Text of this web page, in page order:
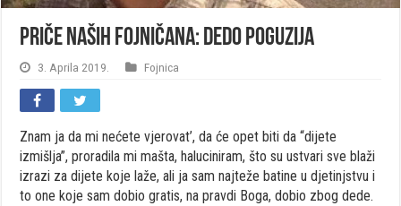
Priče naših Fojničana: Dedo poguzija
3. Aprila 2019. Fojnica
Znam ja da mi nećete vjerovat’, da će opet biti da “dijete
izmišlja”, proradila mi mašta, haluciniram, što su ustvari sve blaži
izrazi za dijete koje laže, ali ja sam najteže batine u djetinjstvu i
to one koje sam dobio gratis, na pravdi Boga, dobio zbog dede.